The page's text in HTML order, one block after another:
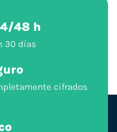
48 h
30 días
cifrados